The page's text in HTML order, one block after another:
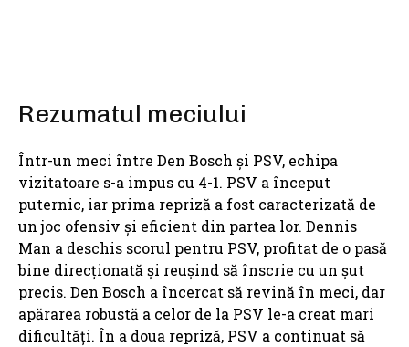
Rezumatul meciului
Într-un meci între Den Bosch și PSV, echipa
vizitatoare s-a impus cu 4-1. PSV a început
puternic, iar prima repriză a fost caracterizată de
un joc ofensiv și eficient din partea lor. Dennis
Man a deschis scorul pentru PSV, profitat de o pasă
bine direcționată și reușind să înscrie cu un șut
precis. Den Bosch a încercat să revină în meci, dar
apărarea robustă a celor de la PSV le-a creat mari
dificultăți. În a doua repriză, PSV a continuat să